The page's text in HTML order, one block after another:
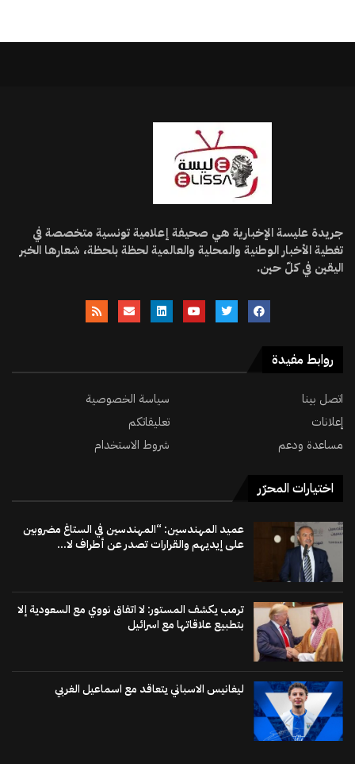
جريدة عليسة الإخبارية هي صحيفة إعلامية تونسية متخصصة في
تغطية الأخبار الوطنية والمحلية والعالمية لحظة بلحظة، شعارها الخبر
اليقين في كلّ حين.
روابط مفيدة
اتصل بينا
سياسة الخصوصية
إعلانات
تعليقاتكم
مساعدة ودعم
شروط الاستخدام
اختيارات المحرّر
عميد المهندسين: “المهندسين في الستاغ مضروبين
على إيديهم والقرارات تصدر عن أطراف لا...
ترمب يكشف المستور: لا اتفاق نووي مع السعودية إلا
بتطبيع علاقاتها مع اسرائيل
ليغانيس الاسباني يتعاقد مع اسماعيل الغربي